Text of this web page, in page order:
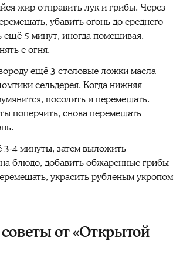
жир отправить лук и грибы. Через
убавить огонь до среднего
ещё 5 минут, иногда помешивая.
с огня.
ещё 3 столовые ложки масла
сельдерея. Когда нижняя
посолить и перемешать.
поперчить, снова перемешать
3-4 минуты, затем выложить
блюдо, добавить обжаренные грибы
украсить рубленым укропом
от «Открытой